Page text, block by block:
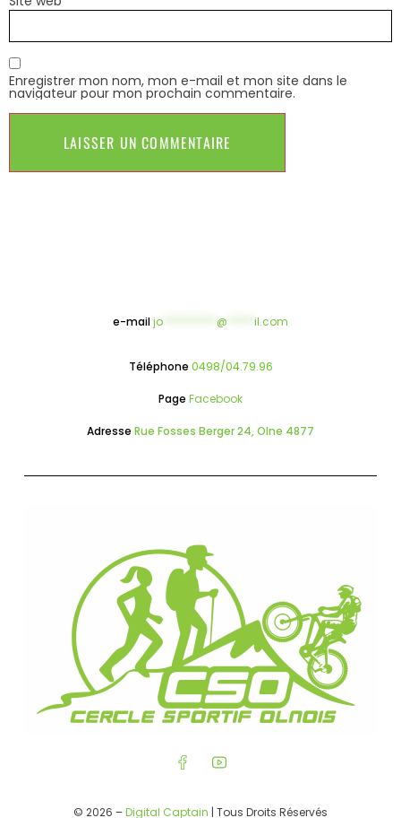
Enregistrer mon nom, mon e-mail et mon site dans le
navigateur pour mon prochain commentaire.
e-mailjo @ il.com
Téléphone 0498/04.79.96
Page Facebook
Adresse Rue Fosses Berger 24, Olne 4877
© 2026 –Digital Captain | Tous Droits Réservés